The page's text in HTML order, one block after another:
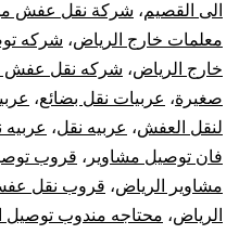
الى القصيم، شركة نقل عفش
معلمات خارج الرياض، شركه
خارج الرياض، شركه نقل عفش
صغيرة، عربيات نقل بضائع،
لنقل العفش، عربيه نقل،
فان توصيل مشاوير ، قروب
مشاوير الرياض، قروب نقل
الرياض، محتاجه مندوب توصيل